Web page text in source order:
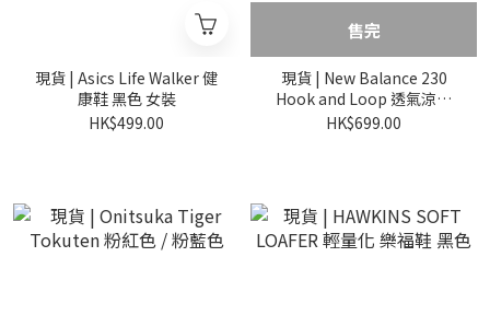
現貨 | Asics Life Walker 健
康鞋 黑色 女裝
HK$499.00
售完
現貨 | New Balance 230
Hook and Loop 透氣涼鞋
魔術貼
HK$699.00